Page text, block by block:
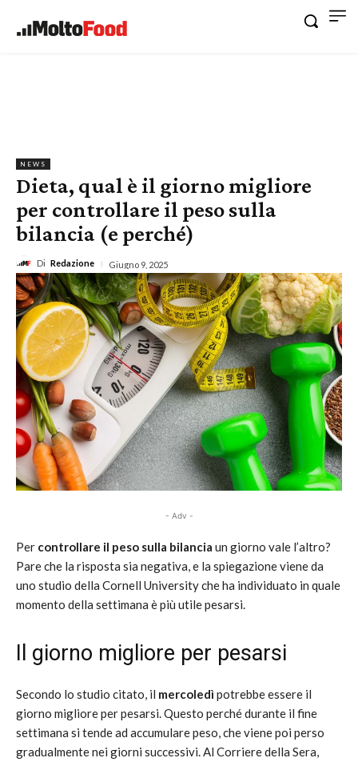
NEWS
Dieta, qual è il giorno migliore
per controllare il peso sulla
bilancia (e perché)
Di Redazione Giugno 9, 2025
- Adv -
Per controllare il peso sulla bilancia un giorno vale l’altro?
Pare che la risposta sia negativa, e la spiegazione viene da
uno studio della Cornell University che ha individuato in quale
momento della settimana è più utile pesarsi.
Il giorno migliore per pesarsi
Secondo lo studio citato, il mercoledì potrebbe essere il
giorno migliore per pesarsi. Questo perché durante il fine
settimana si tende ad accumulare peso, che viene poi perso
gradualmente nei giorni successivi. Al Corriere della Sera,